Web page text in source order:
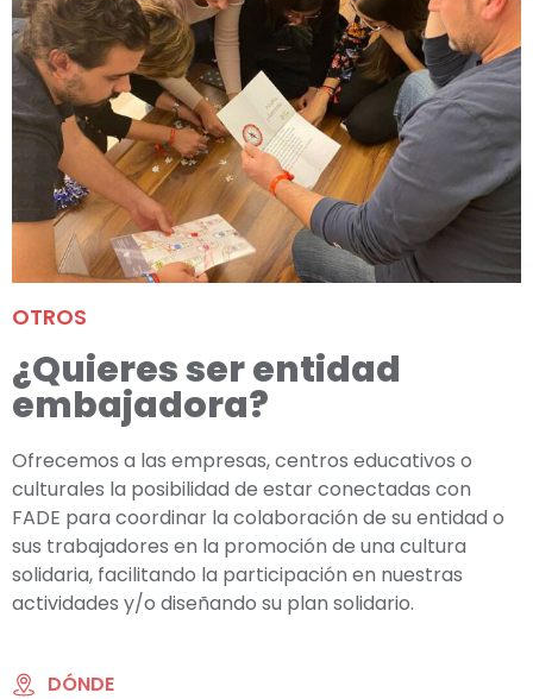
OTROS
¿Quieres ser entidad
embajadora?
Ofrecemos a las empresas, centros educativos o
culturales la posibilidad de estar conectadas con
FADE para coordinar la colaboración de su entidad o
sus trabajadores en la promoción de una cultura
solidaria, facilitando la participación en nuestras
actividades y/o diseñando su plan solidario.
DÓNDE